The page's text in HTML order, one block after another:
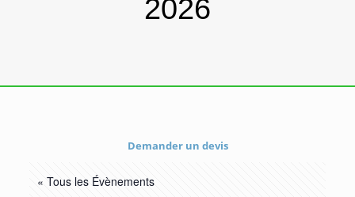
2026
Demander un devis
« Tous les Évènements